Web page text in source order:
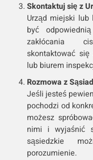
Skontaktuj się z
Urząd miejski
być
zakłócania
skontaktować
lub biurem
Rozmowa z
Jeśli jesteś
pochodzi od
możesz
nimi i wyjaśnić
sąsiedzkie
porozumienie.